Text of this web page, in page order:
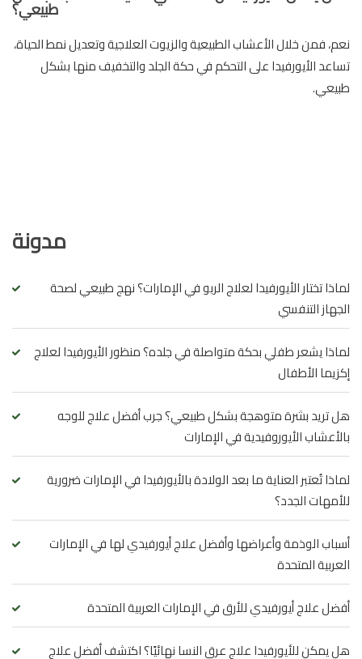
طبيعي؟
نعم، فمن خلال الأعشاب الطبيعية والزيوت العلاجية وتعديل نمط الحياة،
تساعد الأيورفيدا على التحكم في حكة الجلد والتخفيف منها بشكل
طبيعي.
مدونة
لماذا تختار الأيورفيدا لعلاج الربو في الإمارات؟ نهج طبيعي لصحة
الجهاز التنفسي
لماذا يشعر طفلي بحكة متواصلة في جلده؟ منظور الأيورفيدا لعلاج
إكزيما الأطفال
هل تريد بشرة متوهجة بشكل طبيعي؟ جرب أفضل علاج للوجه
بالأعشاب الأيوروفيدية في الإمارات
لماذا تُعتبر العناية ما بعد الولادة بالأيورفيدا في الإمارات ضرورية
للأمهات الجدد؟
أسباب الوذمة وأعراضها وأفضل علاج أيورفيدي لها في الإمارات
العربية المتحدة
أفضل علاج أيورفيدي للأرق في الإمارات العربية المتحدة
هل يمكن للأيورفيدا علاج عرق النسا نهائيًا؟ اكتشف أفضل علاج